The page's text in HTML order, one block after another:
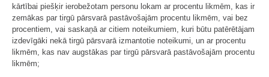
kārtībai piešķir ierobežotam personu lokam ar procentu likmēm, kas ir
zemākas par tirgū pārsvarā pastāvošajām procentu likmēm, vai bez
procentiem, vai saskaņā ar citiem noteikumiem, kuri būtu patērētājam
izdevīgāki nekā tirgū pārsvarā izmantotie noteikumi, un ar procentu
likmēm, kas nav augstākas par tirgū pārsvarā pastāvošajām procentu
likmēm;